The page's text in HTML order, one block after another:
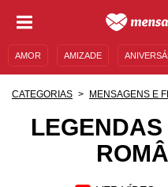
AMOR AMIZADE
MENSAGENS E FRASES
CATEGORIAS MENSAGENS E